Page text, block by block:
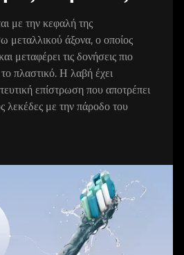
με την κεφαλή της
μεταλλικού άξονα, ο οποίος
μεταφέρει τις δονήσεις πιο
πλαστικό. Η λαβή έχει
επίστρωση που αποτρέπει
λεκέδες με την πάροδο του